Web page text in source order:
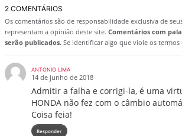
2 COMENTÁRIOS
Os comentários são de responsabilidade exclusiva de
representam a opinião deste site. Comentários com
serão publicados. Se identificar algo que viole os termos
ANTONIO LIMA
14 de junho de 2018
Admitir a falha e corrigi-la, é uma
HONDA não fez com o câmbio
Coisa feia!
Responder